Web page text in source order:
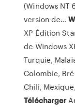
(Windows NT
version de…
XP Édition
de Windows
Turquie,
Colombie,
Chili,
Télécharger